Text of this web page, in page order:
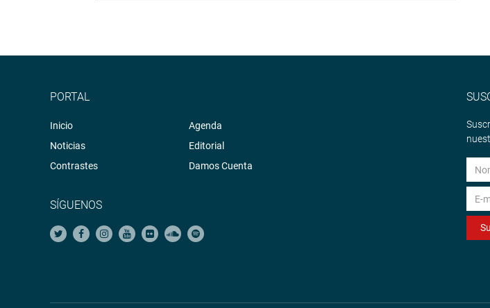
PORTAL
Inicio
Noticias
Contrastes
Agenda
Editorial
Damos Cuenta
SÍGUENOS